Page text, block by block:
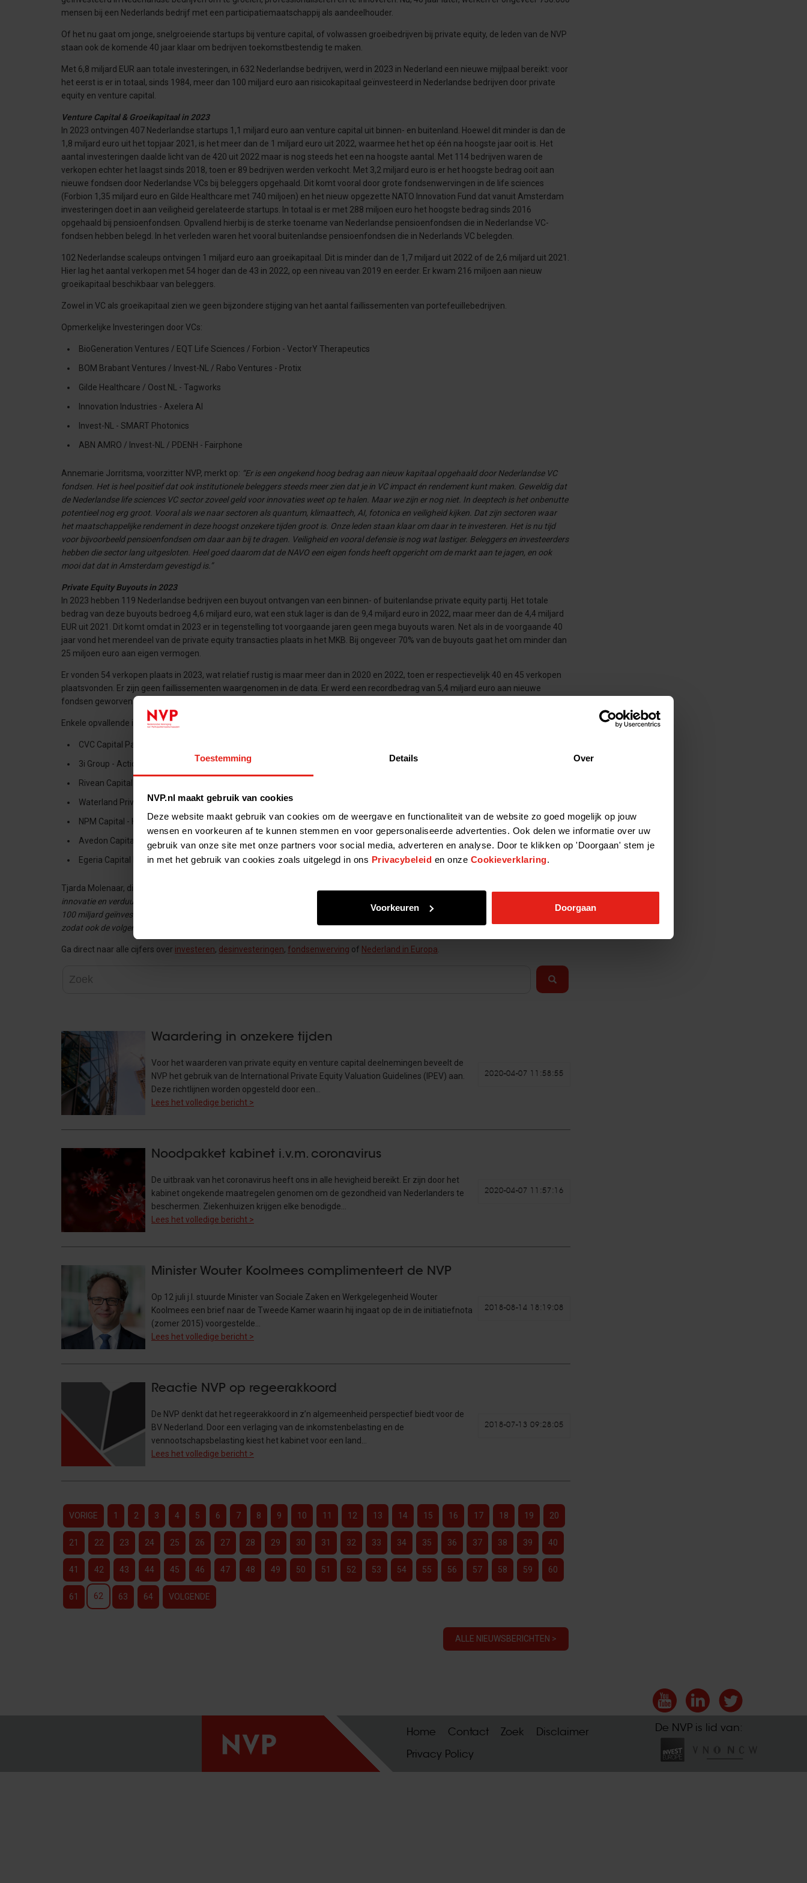
Toestemming Details Over
NVP.nl maakt gebruik van cookies
Deze website maakt gebruik van cookies om de weergave en functionaliteit van de website zo goed mogelijk op jouw
wensen en voorkeuren af te kunnen stemmen en voor gepersonaliseerde advertenties. Ook delen we informatie over uw
gebruik van onze site met onze partners voor social media, adverteren en analyse. Door te klikken op 'Doorgaan' stem je
in met het gebruik van cookies zoals uitgelegd in ons Privacybeleid en onze Cookieverklaring.
Voorkeuren Doorgaan
mensen bij een Nederlands bedrijf met een participatiemaatschappij als aandeelhouder.
Of het nu gaat om jonge, snelgroeiende startups bij venture capital, of volwassen groeibedrijven bij private equity, de leden van de NVP
staan ook de komende 40 jaar klaar om bedrijven toekomstbestendig te maken.
Met 6,8 miljard EUR aan totale investeringen, in 632 Nederlandse bedrijven, werd in 2023 in Nederland een nieuwe mijlpaal bereikt: voor
het eerst is er in totaal, sinds 1984, meer dan 100 miljard euro aan risicokapitaal geïnvesteerd in Nederlandse bedrijven door private
equity en venture capital.
Venture Capital & Groeikapitaal in 2023
In 2023 ontvingen 407 Nederlandse startups 1,1 miljard euro aan venture capital uit binnen- en buitenland. Hoewel dit minder is dan de
1,8 miljard euro uit het topjaar 2021, is het meer dan de 1 miljard euro uit 2022, waarmee het het op één na hoogste jaar ooit is. Het
aantal investeringen daalde licht van de 420 uit 2022 maar is nog steeds het een na hoogste aantal. Met 114 bedrijven waren de
verkopen echter het laagst sinds 2018, toen er 89 bedrijven werden verkocht. Met 3,2 miljard euro is er het hoogste bedrag ooit aan
nieuwe fondsen door Nederlandse VCs bij beleggers opgehaald. Dit komt vooral door grote fondsenwervingen in de life sciences
(Forbion 1,35 miljard euro en Gilde Healthcare met 740 miljoen) en het nieuw opgezette NATO Innovation Fund dat vanuit Amsterdam
investeringen doet in aan veiligheid gerelateerde startups. In totaal is er met 288 miljoen euro het hoogste bedrag sinds 2016
opgehaald bij pensioenfondsen. Opvallend hierbij is de sterke toename van Nederlandse pensioenfondsen die in Nederlandse VC-
fondsen hebben belegd. In het verleden waren het vooral buitenlandse pensioenfondsen die in Nederlands VC belegden.
102 Nederlandse scaleups ontvingen 1 miljard euro aan groeikapitaal. Dit is minder dan de 1,7 miljard uit 2022 of de 2,6 miljard uit 2021.
Hier lag het aantal verkopen met 54 hoger dan de 43 in 2022, op een niveau van 2019 en eerder. Er kwam 216 miljoen aan nieuw
groeikapitaal beschikbaar van beleggers.
Zowel in VC als groeikapitaal zien we geen bijzondere stijging van het aantal faillissementen van portefeuillebedrijven.
Opmerkelijke Investeringen door VCs:
BioGeneration Ventures / EQT Life Sciences / Forbion - VectorY Therapeutics
BOM Brabant Ventures / Invest-NL / Rabo Ventures - Protix
Gilde Healthcare / Oost NL - Tagworks
Innovation Industries - Axelera AI
Invest-NL - SMART Photonics
ABN AMRO / Invest-NL / PDENH - Fairphone
Annemarie Jorritsma, voorzitter NVP, merkt op: “Er is een ongekend hoog bedrag aan nieuw kapitaal opgehaald door Nederlandse VC
fondsen. Het is heel positief dat ook institutionele beleggers steeds meer zien dat je in VC impact én rendement kunt maken. Geweldig dat
de Nederlandse life sciences VC sector zoveel geld voor innovaties weet op te halen. Maar we zijn er nog niet. In deeptech is het onbenutte
potentieel nog erg groot. Vooral als we naar sectoren als quantum, klimaattech, AI, fotonica en veiligheid kijken. Dat zijn sectoren waar
het maatschappelijke rendement in deze hoogst onzekere tijden groot is. Onze leden staan klaar om daar in te investeren. Het is nu tijd
voor bijvoorbeeld pensioenfondsen om daar aan bij te dragen. Veiligheid en vooral defensie is nog wat lastiger. Beleggers en investeerders
hebben die sector lang uitgesloten. Heel goed daarom dat de NAVO een eigen fonds heeft opgericht om de markt aan te jagen, en ook
mooi dat dat in Amsterdam gevestigd is.”
Private Equity Buyouts in 2023
In 2023 hebben 119 Nederlandse bedrijven een buyout ontvangen van een binnen- of buitenlandse private equity partij. Het totale
bedrag van deze buyouts bedroeg 4,6 miljard euro, wat een stuk lager is dan de 9,4 miljard euro in 2022, maar meer dan de 4,4 miljard
EUR uit 2021. Dit komt omdat in 2023 er in tegenstelling tot voorgaande jaren geen mega buyouts waren. Net als in de voorgaande 40
jaar vond het merendeel van de private equity transacties plaats in het MKB. Bij ongeveer 70% van de buyouts gaat het om minder dan
25 miljoen euro aan eigen vermogen.
Er vonden 54 verkopen plaats in 2023, wat relatief rustig is maar meer dan in 2020 en 2022, toen er respectievelijk 40 en 45 verkopen
plaatsvonden. Er zijn geen faillissementen waargenomen in de data. Er werd een recordbedrag van 5,4 miljard euro aan nieuwe
fondsen geworven bij beleggers, voornamelijk dankzij Waterland dat met twee fondsen 4 miljard euro ophaalde.
Enkele opvallende investeringen waren:
CVC Capital Partners – TMF (herfinanciering)
3i Group - Action (herfinanciering)
Rivean Capital - CED Group
Waterland Private Equity Investments - Van Vulpen
NPM Capital - HQ Pack
Avedon Capital Partners - Detron
Egeria Capital Management - Sonic Equipment
Tjarda Molenaar, directeur NVP:
innovatie en verduurzaming mogelijk die er anders niet geweest zou zijn. Sinds de oprichting van de NVP 40 jaar geleden, is er meer dan
100 miljard geïnvesteerd in Nederlandse bedrijven. Dat is iets om trots op te zijn. We moeten zorgen voor een goed investeringsklimaat,
zodat ook de volgende 100 miljard euro in Nederland wordt geïnvesteerd.”
Ga direct naar alle cijfers over investeren, desinvesteringen, fondsenwerving of Nederland in Europa
Waardering in onzekere tijden
2020-04-07 11:58:55
Voor het waarderen van private equity en venture capital deelnemingen beveelt de
NVP het gebruik van de International Private Equity Valuation Guidelines (IPEV) aan.
Deze richtlijnen worden opgesteld door een…
Lees het volledige bericht >
Noodpakket kabinet i.v.m. coronavirus
2020-04-07 11:57:16
De uitbraak van het coronavirus heeft ons in alle hevigheid bereikt. Er zijn door het
kabinet ongekende maatregelen genomen om de gezondheid van Nederlanders te
beschermen. Ziekenhuizen krijgen elke benodigde…
Lees het volledige bericht >
Minister Wouter Koolmees complimenteert de NVP
2018-08-14 18:19:08
Op 12 juli j.l. stuurde Minister van Sociale Zaken en Werkgelegenheid Wouter
Koolmees een brief naar de Tweede Kamer waarin hij ingaat op de in de initiatiefnota
(zomer 2015) voorgestelde…
Lees het volledige bericht >
Reactie NVP op regeerakkoord
2018-07-13 09:28:05
De NVP denkt dat het regeerakkoord in z’n algemeenheid perspectief biedt voor de
BV Nederland. Door een verlaging van de inkomstenbelasting en de
vennootschapsbelasting kiest het kabinet voor een land…
Lees het volledige bericht >
VORIGE 1 2 3 4 5 6 7 8 9 10 11 12 13 14 15 16 17 18 19 20
21 22 23 24 25 26 27 28 29 30 31 32 33 34 35 36 37 38 39 40
41 42 43 44 45 46 47 48 49 50 51 52 53 54 55 56 57 58 59 60
61 62 63 64 VOLGENDE
ALLE NIEUWSBERICHTEN >
Home Contact Zoek Disclaimer
Privacy Policy
De NVP is lid van: